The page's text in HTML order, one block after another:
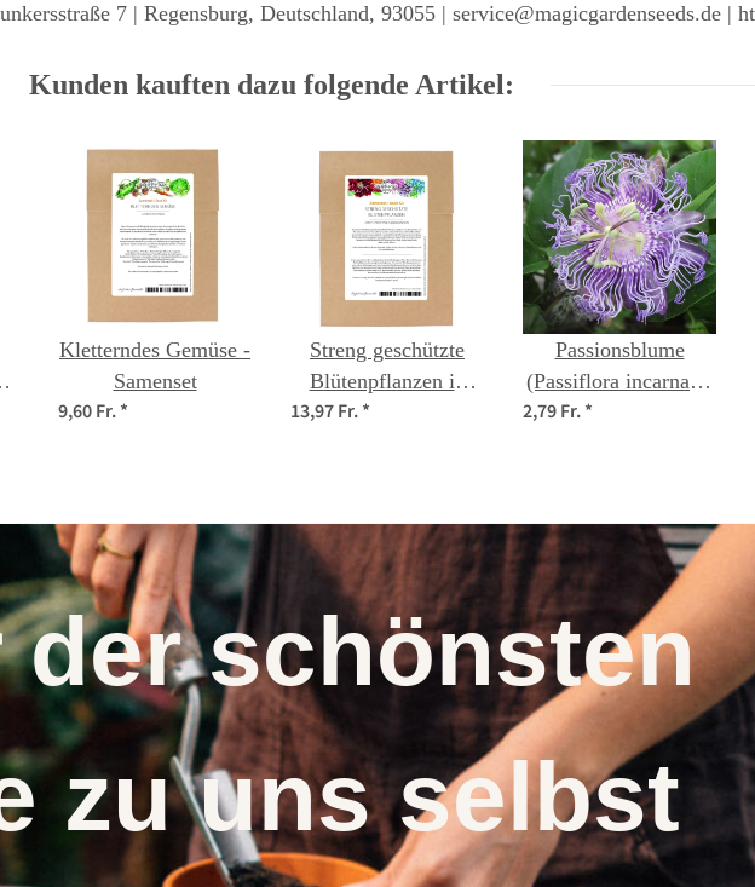
7 | Regensburg, Deutschland, 93055 | service@magicgardenseeds.de |
Kunden kauften dazu folgende Artikel:
Kletterndes Gemüse -
Samenset
9,60 Fr.*
Streng geschützte
Blütenpflanzen in
Mitteleuropa -
13,97 Fr.*
Passionsblume
(Passiflora incarnata)
Samen
2,79 Fr.*
der
zu uns